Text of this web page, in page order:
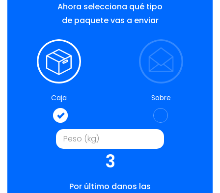
Ahora selecciona qué tipo
de paquete vas a enviar
Caja Sobre
3
Por último danos las